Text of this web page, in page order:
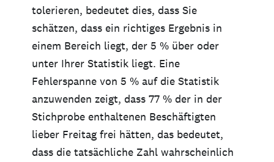
tolerieren, bedeutet dies, dass Sie
schätzen, dass ein richtiges Ergebnis in
einem Bereich liegt, der 5 % über oder
unter Ihrer Statistik liegt. Eine
Fehlerspanne von 5 % auf die Statistik
anzuwenden zeigt, dass 77 % der in der
Stichprobe enthaltenen Beschäftigten
lieber Freitag frei hätten, das bedeutet,
dass die tatsächliche Zahl wahrscheinlich